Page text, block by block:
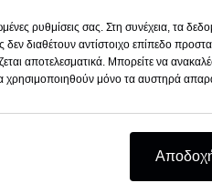
Penglai
Leyu Arylic
Όλες οι
μέτρων
στιγμή η
ρυθμίσεις σας. Στη συνέχεια, τα
διαθέτουν αντίστοιχο επίπεδο
αποτελεσματικά. Μπορείτε να
χρησιμοποιηθούν μόνο τα αυστηρά